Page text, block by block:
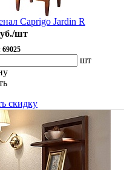
Caprigo Jardin R
шт
69025
шт
скидку